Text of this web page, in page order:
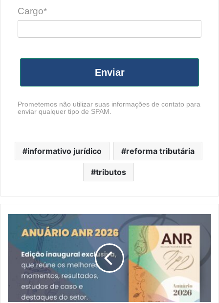
Cargo*
Enviar
Prometemos não utilizar suas informações de contato para
enviar qualquer tipo de SPAM.
informativo jurídico reforma tributária
tributos
Anuário
2026
Edição
Digital